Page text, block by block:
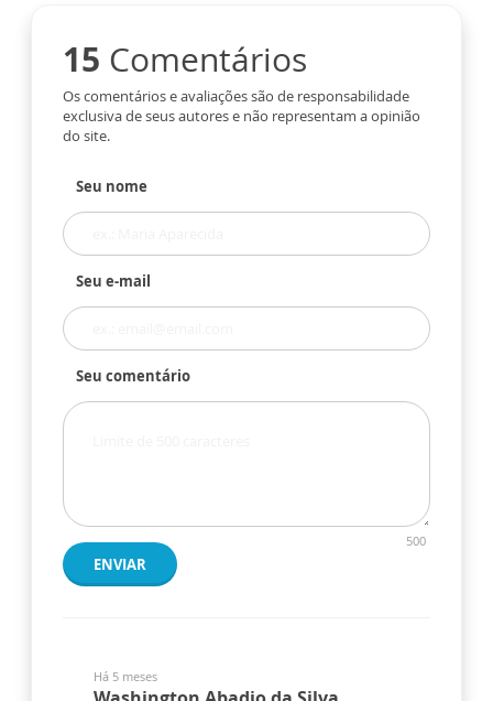
15 Comentários
Os comentários e avaliações são de responsabilidade
exclusiva de seus autores e não representam a opinião
do site.
Seu nome
Seu e-mail
Seu comentário
500
ENVIAR
Há 5 meses